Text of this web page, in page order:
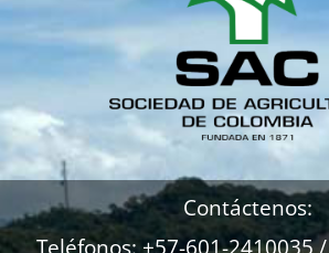
Contáctenos:
Teléfonos: +57-601-2410035